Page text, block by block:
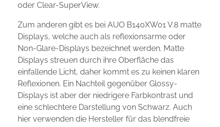
oder Clear-SuperView.
Zum anderen gibt es bei AUO B140XW01 V.8 matte
Displays, welche auch als reflexionsarme oder
Non-Glare-Displays bezeichnet werden. Matte
Displays streuen durch ihre Oberfläche das
einfallende Licht, daher kommt es zu keinen klaren
Reflexionen. Ein Nachteil gegenüber Glossy-
Displays ist aber der niedrigere Farbkontrast und
eine schlechtere Darstellung von Schwarz. Auch
hier verwenden die Hersteller für das blendfreie